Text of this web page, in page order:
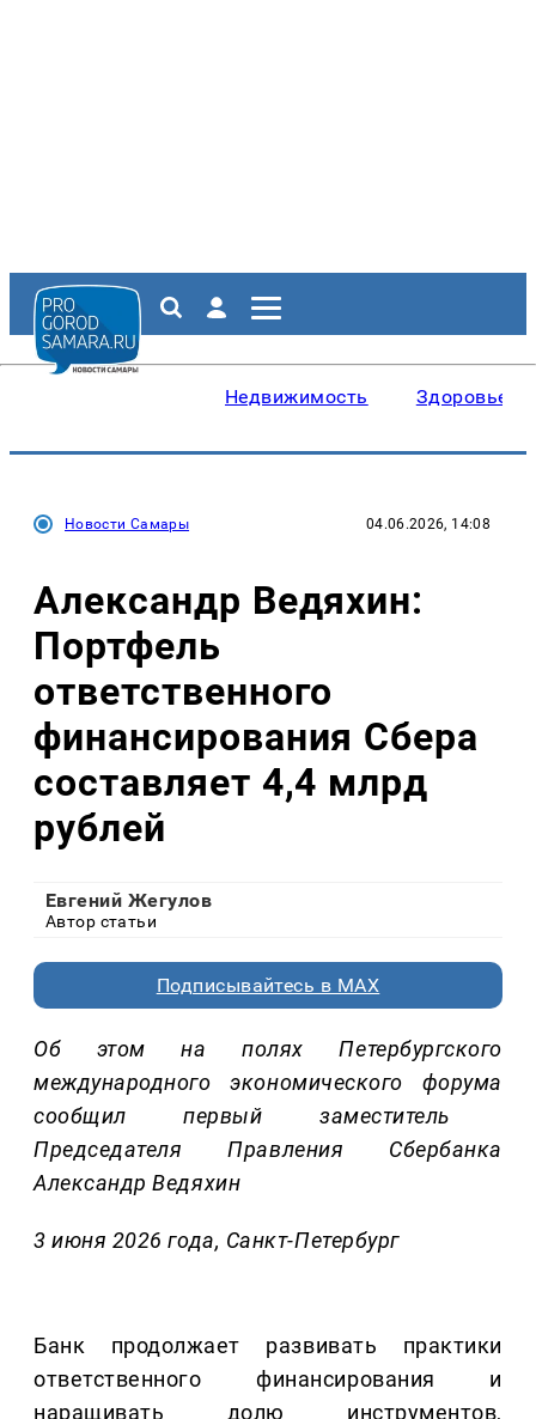
Недвижимость Здоровье
Новости Самары 04.06.2026, 14:08
Александр Ведяхин:
Портфель
ответственного
финансирования Сбера
составляет 4,4 млрд
рублей
Евгений Жегулов
Автор статьи
Подписывайтесь в MAX
Об этом наполях Петербургского
международного экономического форума
сообщил
первый заместитель
Председателя Правления Сбербанка
АлександрВедяхин
3 июня 2026 года, Санкт-Петербург
Банк продолжает развивать практики
ответственного финансирования и
наращивать долю инструментов,